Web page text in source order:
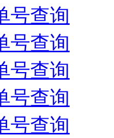
号查询
号查询
号查询
号查询
号查询